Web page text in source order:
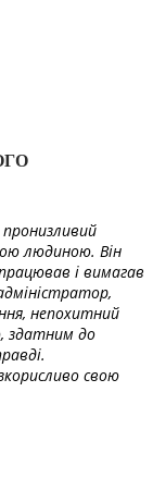
людиною. Він
і вимагав
непохитний
здатним до
свою